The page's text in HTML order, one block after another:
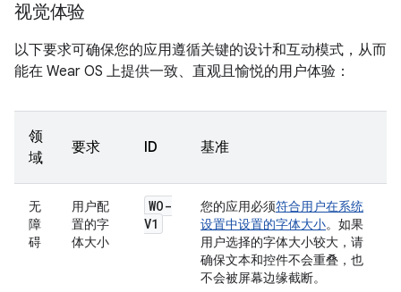
视觉体验
以下要求可确保您的应用遵循关键的设计和互动模式，从而
能在 Wear OS 上提供一致、直观且愉悦的用户体验：
领
域
要求 ID 基准
无
障
碍
用户配
置的字
体大小
WO-
V1
您的应用必须符合用户在系统
设置中设置的字体大小。如果
用户选择的字体大小较大，请
确保文本和控件不会重叠，也
不会被屏幕边缘截断。